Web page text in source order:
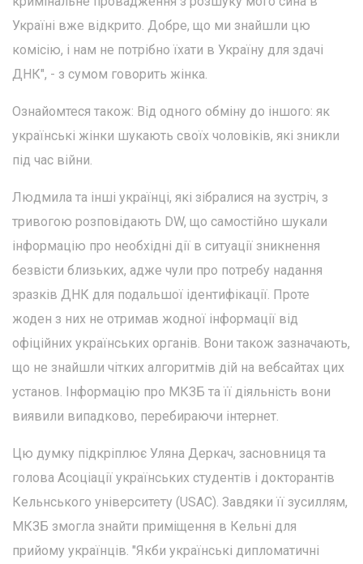
Україні вже відкрито. Добре, що ми знайшли цю
комісію, і нам не потрібно їхати в Україну для здачі
ДНК", - з сумом говорить жінка.
Ознайомтеся також: Від одного обміну до іншого: як
українські жінки шукають своїх чоловіків, які зникли
під час війни.
Людмила та інші українці, які зібралися на зустріч, з
тривогою розповідають DW, що самостійно шукали
інформацію про необхідні дії в ситуації зникнення
безвісти близьких, адже чули про потребу надання
зразків ДНК для подальшої ідентифікації. Проте
жоден з них не отримав жодної інформації від
офіційних українських органів. Вони також зазначають,
що не знайшли чітких алгоритмів дій на вебсайтах цих
установ. Інформацію про МКЗБ та її діяльність вони
виявили випадково, перебираючи інтернет.
Цю думку підкріплює Уляна Деркач, засновниця та
голова Асоціації українських студентів і докторантів
Кельнського університету (USAC). Завдяки її зусиллям,
МКЗБ змогла знайти приміщення в Кельні для
прийому українців. "Якби українські дипломатичні